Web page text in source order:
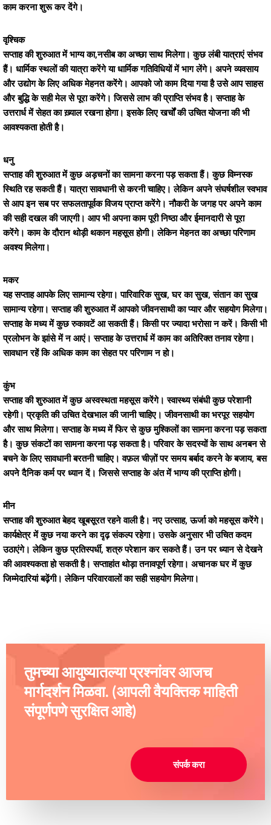
काम करना शुरू कर देंगे।
वृश्चिक
सप्ताह की शुरुआत में भाग्य का,नसीब का अच्छा साथ मिलेगा। कुछ लंबी यात्राएं संभव
हैं। धार्मिक स्थलों की यात्रा करेंगे या धार्मिक गतिविधियों में भाग लेंगे। अपने व्यवसाय
और उद्योग के लिए अधिक मेहनत करेंगे। आपको जो काम दिया गया है उसे आप साहस
और बुद्धि के सही मेल से पूरा करेंगे। जिससे लाभ की प्राप्ति संभव है। सप्ताह के
उत्तरार्ध में सेहत का ख़्याल रखना होगा। इसके लिए खर्चों की उचित योजना की भी
आवश्यकता होती है।
धनु
सप्ताह की शुरुआत में कुछ अड़चनों का सामना करना पड़ सकता हैं। कुछ विम्नस्क
स्थिति रह सकती हैं। यात्रा सावधानी से करनी चाहिए। लेकिन अपने संघर्षशील स्वभाव
से आप इन सब पर सफलतापूर्वक विजय प्राप्त करेंगे। नौकरी के जगह पर अपने काम
की सही दखल की जाएगी। आप भी अपना काम पूरी निष्ठा और ईमानदारी से पूरा
करेंगे। काम के दौरान थोड़ी थकान महसूस होगी। लेकिन मेहनत का अच्छा परिणाम
अवश्य मिलेगा।
मकर
यह सप्ताह आपके लिए सामान्य रहेगा। पारिवारिक सुख, घर का सुख, संतान का सुख
सामान्य रहेगा। सप्ताह की शुरुआत में आपको जीवनसाथी का प्यार और सहयोग मिलेगा।
सप्ताह के मध्य में कुछ रुकावटें आ सकती हैं। किसी पर ज्यादा भरोसा न करें। किसी भी
प्रलोभन के झांसे में न आएं। सप्ताह के उत्तरार्ध में काम का अतिरिक्त तनाव रहेगा।
सावधान रहें कि अधिक काम का सेहत पर परिणाम न हो।
कुंभ
सप्ताह की शुरुआत में कुछ अस्वस्थता महसूस करेंगे। स्वास्थ्य संबंधी कुछ परेशानी
रहेगी। प्रकृति की उचित देखभाल की जानी चाहिए। जीवनसाथी का भरपूर सहयोग
और साथ मिलेगा। सप्ताह के मध्य में फिर से कुछ मुश्किलों का सामना करना पड़ सकता
है। कुछ संकटों का सामना करना पड़ सकता है। परिवार के सदस्यों के साथ अनबन से
बचने के लिए सावधानी बरतनी चाहिए। वफ़ल चीज़ों पर समय बर्बाद करने के बजाय, बस
अपने दैनिक कर्म पर ध्यान दें। जिससे सप्ताह के अंत में भाग्य की प्राप्ति होगी।
मीन
सप्ताह की शुरुआत बेहद खूबसूरत रहने वाली है। नए उत्साह, ऊर्जा को महसूस करेंगे।
कार्यक्षेत्र में कुछ नया करने का दृढ़ संकल्प रहेगा। उसके अनुसार भी उचित कदम
उठाएंगे। लेकिन कुछ प्रतिस्पर्धी, शत्रु परेशान कर सकते हैं। उन पर ध्यान से देखने
की आवश्यकता हो सकती है। सप्ताहांत थोड़ा तनावपूर्ण रहेगा। अचानक घर में कुछ
जिम्मेदारियां बढ़ेंगी। लेकिन परिवारवालों का सही सहयोग मिलेगा।
तुमच्या आयुष्यातल्या प्रश्नांवर आजच
मार्गदर्शन मिळवा. (आपली वैयक्तिक माहिती
संपूर्णपणे सुरक्षित आहे)
संपर्क करा